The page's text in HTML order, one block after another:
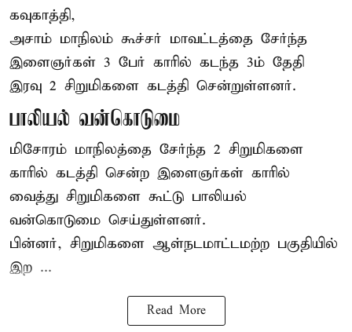
கவுகாத்தி,
அசாம் மாநிலம் கூச்சர் மாவட்டத்தை சேர்ந்த
இளைஞர்கள் 3 பேர் காரில் கடந்த 3ம் தேதி
இரவு 2 சிறுமிகளை கடத்தி சென்றுள்ளனர்.
பாலியல் வன்கொடுமை
மிசோரம் மாநிலத்தை சேர்ந்த 2 சிறுமிகளை
காரில் கடத்தி சென்ற இளைஞர்கள் காரில்
வைத்து சிறுமிகளை கூட்டு பாலியல்
வன்கொடுமை செய்துள்ளனர்.
பின்னர், சிறுமிகளை ஆள்நடமாட்டமற்ற பகுதியில்
இற ...
Read More